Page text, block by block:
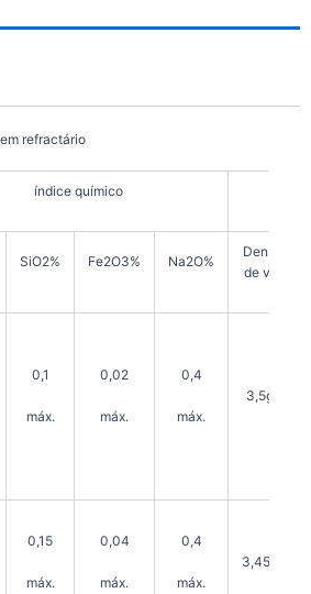
refractário
índice químico
SiO2% Fe2O3% Na2O%
Densidade
de volume
0,1
máx.
0,02
máx.
0,4
máx.
3,5g/cm3
0,15
máx.
0,04
máx.
0,4
máx.
3,45g/cm3